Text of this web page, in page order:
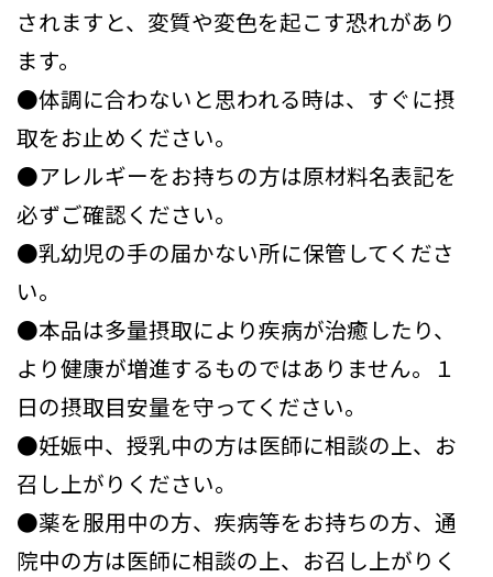
されますと、変質や変色を起こす恐れがあり
ます。
●体調に合わないと思われる時は、すぐに摂
取をお止めください。
●アレルギーをお持ちの方は原材料名表記を
必ずご確認ください。
●乳幼児の手の届かない所に保管してくださ
い。
●本品は多量摂取により疾病が治癒したり、
より健康が増進するものではありません。１
日の摂取目安量を守ってください。
●妊娠中、授乳中の方は医師に相談の上、お
召し上がりください。
●薬を服用中の方、疾病等をお持ちの方、通
院中の方は医師に相談の上、お召し上がりく